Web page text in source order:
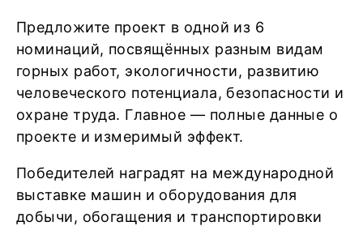
Предложите проект в одной из 6
номинаций, посвящённых разным видам
горных работ, экологичности, развитию
человеческого потенциала, безопасности и
охране труда. Главное — полные данные о
проекте и измеримый эффект.
Победителей наградят на международной
выставке машин и оборудования для
добычи, обогащения и транспортировки